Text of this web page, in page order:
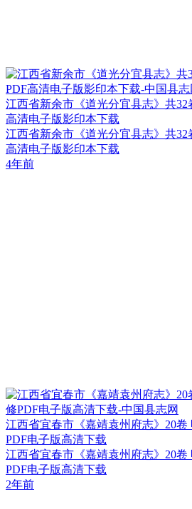
江西省新余市《道光分宜县志》共32
高清电子版影印本下载
江西省新余市《道光分宜县志》共32
高清电子版影印本下载
4年前
江西省宜春市《嘉靖袁州府志》20
PDF电子版高清下载
江西省宜春市《嘉靖袁州府志》20
PDF电子版高清下载
2年前